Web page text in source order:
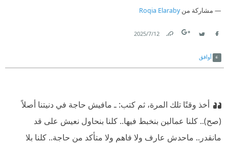
مشاركة منRoqia Elaraby
12‏/7‏/2025
أوافق
أخذ وقتًا تلك المرة، ثم كتب: ‫ ـ مافيش حاجة في دنيتنا أصلاً
(صح).. كلنا عمالين بنخبط فيها.. كلنا بنحاول نعيش على قد
مانقدر.. ماحدش عارف ولا فاهم ولا متأكد من حاجة.. كلنا بلا